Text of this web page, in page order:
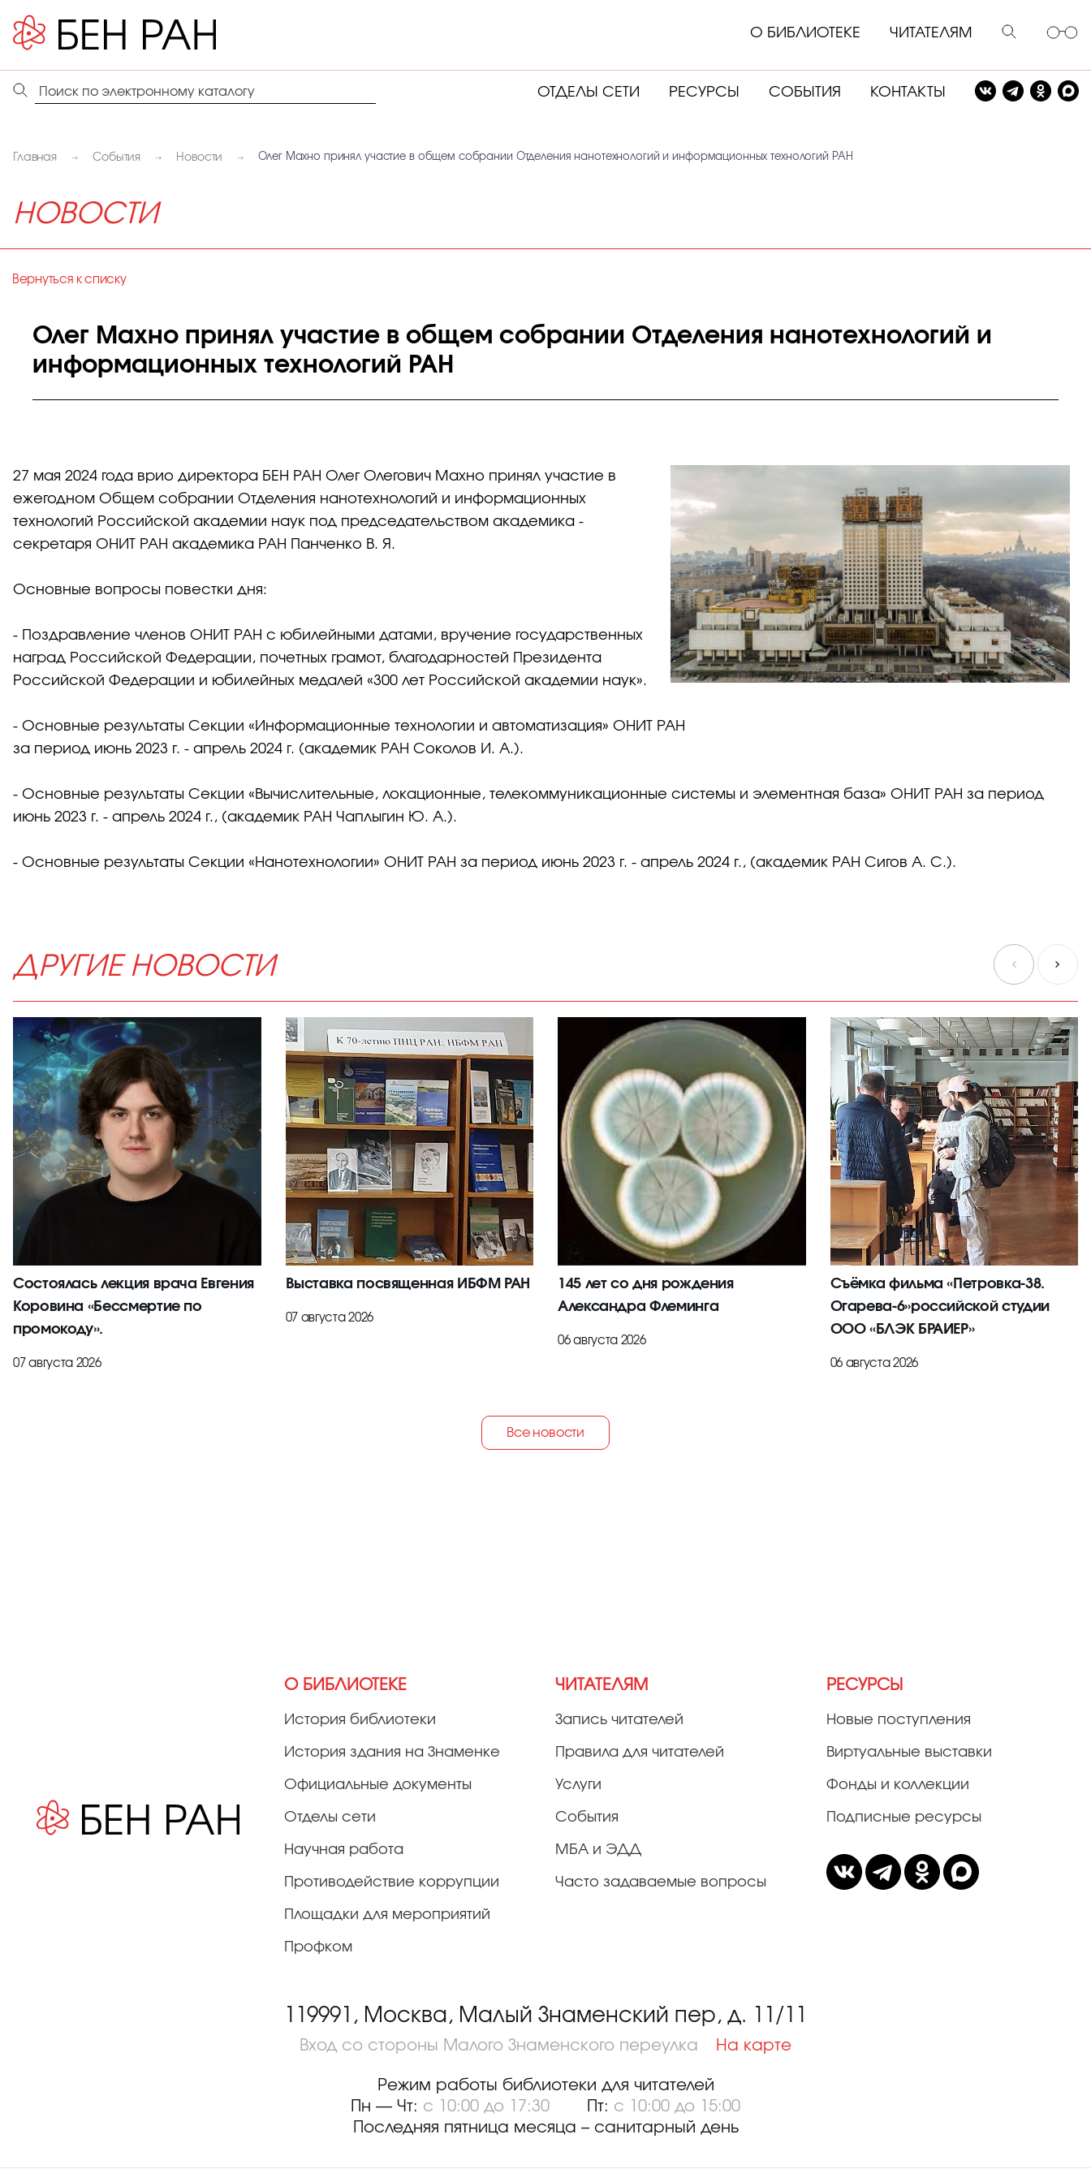
О БИБЛИОТЕКЕ ЧИТАТЕЛЯМ
ОТДЕЛЫ СЕТИ РЕСУРСЫ СОБЫТИЯ КОНТАКТЫ
Главная События Новости Олег Махно принял участие в общем собрании Отделения нанотехнологий и информационных технологий РАН
НОВОСТИ
Вернуться к списку
Олег Махно принял участие в общем собрании Отделения нанотехнологий и
информационных технологий РАН
27 мая 2024 года врио директора БЕН РАН Олег Олегович Махно принял участие в
ежегодном Общем собрании Отделения нанотехнологий и информационных
технологий Российской академии наук под председательством академика -
секретаря ОНИТ РАН академика РАН Панченко В. Я.
Основные вопросы повестки дня:
- Поздравление членов ОНИТ РАН с юбилейными датами, вручение государственных
наград Российской Федерации, почетных грамот, благодарностей Президента
Российской Федерации и юбилейных медалей «300 лет Российской академии наук».
- Основные результаты Секции «Информационные технологии и автоматизация» ОНИТ РАН
за период июнь 2023 г. - апрель 2024 г. (академик РАН Соколов И. А.).
- Основные результаты Секции «Вычислительные, локационные, телекоммуникационные системы и элементная база» ОНИТ РАН за период
июнь 2023 г. - апрель 2024 г., (академик РАН Чаплыгин Ю. А.).
- Основные результаты Секции «Нанотехнологии» ОНИТ РАН за период июнь 2023 г. - апрель 2024 г., (академик РАН Сигов А. С.).
ДРУГИЕ НОВОСТИ
Состоялась лекция врача Евгения
Коровина «Бессмертие по
промокоду».
07 августа 2026
Выставка посвященная ИБФМ РАН
07 августа 2026
145 лет со дня рождения
Александра Флеминга
06 августа 2026
Съёмка фильма «Петровка-38.
Огарева-6»российской студии
ООО «БЛЭК БРАИЕР»
06 августа 2026
Все новости
О БИБЛИОТЕКЕ
История библиотеки
История здания на Знаменке
Официальные документы
Отделы сети
Научная работа
Противодействие коррупции
Площадки для мероприятий
Профком
ЧИТАТЕЛЯМ
Запись читателей
Правила для читателей
Услуги
События
МБА и ЭДД
Часто задаваемые вопросы
РЕСУРСЫ
Новые поступления
Виртуальные выставки
Фонды и коллекции
Подписные ресурсы
119991, Москва, Малый Знаменский пер, д. 11/11
Вход со стороны Малого Знаменского переулка На карте
Режим работы библиотеки для читателей
Пн — Чт: с 10:00 до 17:30 Пт: с 10:00 до 15:00
Последняя пятница месяца – санитарный день